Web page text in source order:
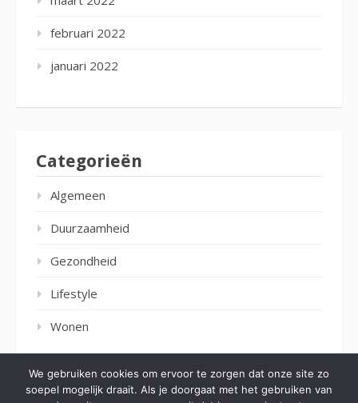
februari 2022
januari 2022
Categorieën
Algemeen
Duurzaamheid
Gezondheid
Lifestyle
Wonen
We gebruiken cookies om ervoor te zorgen dat onze site zo
soepel mogelijk draait. Als je doorgaat met het gebruiken van